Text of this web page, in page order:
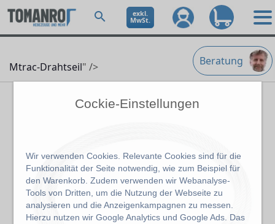
Cockie-Einstellungen
Wir verwenden Cookies. Relevante Cookies sind für die
Funktionalität der Seite notwendig, wie zum Beispiel für
den Warenkorb. Zudem verwenden wir Webanalyse-
Tools von Dritten, um die Nutzung der Webseite zu
analysieren und die Anzeigenkampagnen zu messen.
Hierzu nutzen wir Google Analytics und Google Ads. Das
exkl.
MwSt.
Beratung
Mtrac-Drahtseil" />